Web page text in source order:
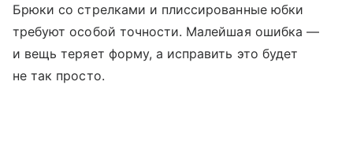
​Брюки со стрелками и плиссированные юбки
требуют особой точности. Малейшая ошибка —
и вещь теряет форму, а исправить это будет
не так просто.